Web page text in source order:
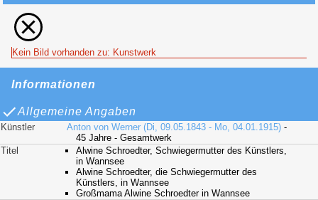
Kein Bild vorhanden zu: Kunstwerk
Informationen
Allgemeine Angaben
Künstler Anton von Werner (Di, 09.05.1843 - Mo, 04.01.1915) -
45 Jahre - Gesamtwerk
Titel
Alwine Schroedter, Schwiegermutter des Künstlers,
in Wannsee
Alwine Schroedter, die Schwiegermutter des
Künstlers, in Wannsee
Großmama Alwine Schroedter in Wannsee